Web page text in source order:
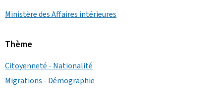
Ministère des Affaires intérieures
Thème
Citoyenneté - Nationalité
Migrations - Démographie